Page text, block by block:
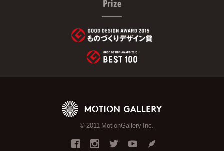
Prize
© 2011 MotionGallery Inc.